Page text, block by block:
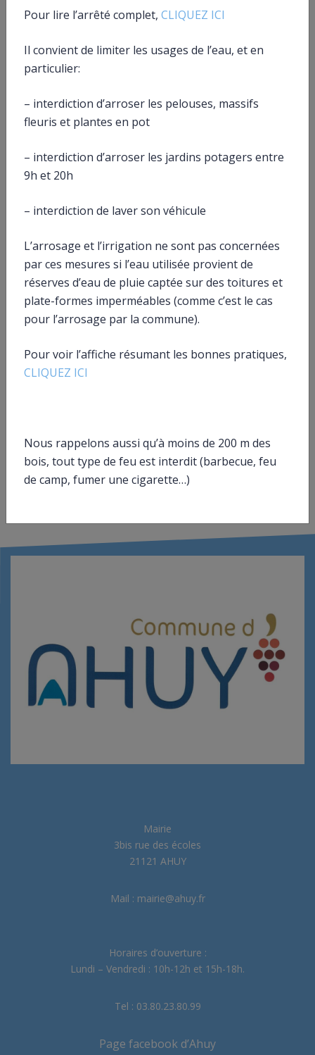
en cas de contrôle, les marchandises seront saisis
transport des biens achetés.
Textes de référence
Et aussi
Achat à distance
Argent – Impôts – Consommation
en France ?
Argent – Impôts – Consommation
Pour en savoir plus
la répression des fraudes (DGCCRF)
Vente de produits de santé falsifiés
Mairie
3bis rue des écoles
21121 AHUY
Mail : mairie@ahuy.fr
Horaires d’ouverture :
Lundi – Vendredi : 10h-12h et 15h-18h.
Tel : 03.80.23.80.99
Page facebook d’Ahuy
Pour lire l’arrêté complet, CLIQUEZ ICI
Il convient de limiter les usages de l’eau, et en
particulier:
– interdiction d’arroser les pelouses, massifs
fleuris et plantes en pot
– interdiction d’arroser les jardins potagers entre
9h et 20h
– interdiction de laver son véhicule
L’arrosage et l’irrigation ne sont pas concernées
par ces mesures si l’eau utilisée provient de
réserves d’eau de pluie captée sur des toitures et
plate-formes imperméables (comme c’est le cas
pour l’arrosage par la commune).
Pour voir l’affiche résumant les bonnes pratiques,
CLIQUEZ ICI
Nous rappelons aussi qu’à moins de 200 m des
bois, tout type de feu est interdit (barbecue, feu
de camp, fumer une cigarette…)